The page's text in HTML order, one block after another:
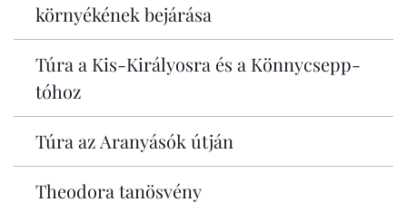
környékének bejárása
Túra a Kis-Királyosra és a Könnycsepp-
tóhoz
Túra az Aranyásók útján
Theodora tanösvény